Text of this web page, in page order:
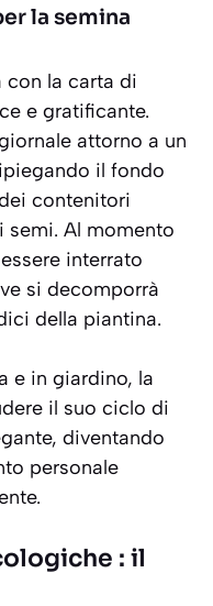
la semina
con la carta di
e gratificante.
attorno a un
il fondo
contenitori
semi. Al momento
interrato
si decomporrà
della piantina.
e in giardino, la
il suo ciclo di
diventando
personale
: il